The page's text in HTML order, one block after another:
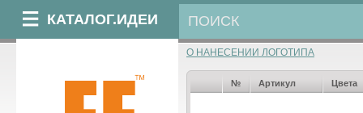
КАТАЛОГ.ИДЕИ
О НАНЕСЕНИИ ЛОГОТИПА
№ Артикул Цвета